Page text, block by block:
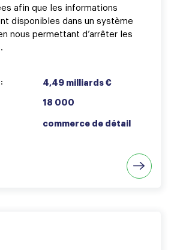
afin que les informations
disponibles dans un système
nous permettant d’arrêter les
4,49 milliards €
18 000
commerce de détail